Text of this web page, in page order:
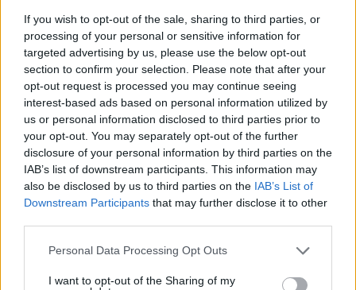
If you wish to opt-out of the sale, sharing to third parties, or
processing of your personal or sensitive information for
targeted advertising by us, please use the below opt-out
section to confirm your selection. Please note that after your
opt-out request is processed you may continue seeing
interest-based ads based on personal information utilized by
us or personal information disclosed to third parties prior to
your opt-out. You may separately opt-out of the further
disclosure of your personal information by third parties on the
IAB’s list of downstream participants. This information may
also be disclosed by us to third parties on the IAB’s List of
Downstream Participants that may further disclose it to other
Please note that this website/app uses one or more Google
not limited to your visit or usage behaviour. You may click to
Personal Data Processing Opt Outs
I want to opt-out of the Sharing of my
έλεγε δημόσια ο Φάουτσι και άλλα ιδιωτικά, αρνήθηκε
100 φορές να απαντήσει στο Κογκρέσο
Ξεκινούν τα δοκιμαστικά δρομολόγια της επέκτασης
του Μετρό Θεσσαλονίκης προς την Καλαμαριά,
«ενθαρρυντικές οι πρώτες ενδείξεις» δηλώνει ο
Ταχιάος
πριν 18 λεπτά
ΠΑΟΚ - Άντερλεχτ 0-1 (ημίχρονο): Παλεύει για την
ισοφάριση ο «Δικέφαλος», έχασε πέναλτι ο Μιχαηλίδης,
LIVE UPDATE πριν 20 λεπτά
νέο συμβόλαιο έως το 2032 ο Βραζιλιάνος
πριν 23 λεπτά
πριν 26 λεπτά